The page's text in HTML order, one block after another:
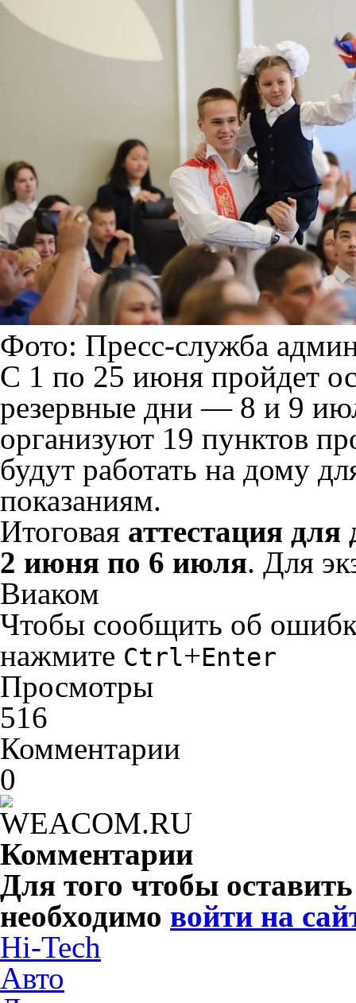
Фото: Пресс-служба
С 1 по 25 июня пройдет
резервные дни — 8 и 9
организуют 19 пунктов
будут работать на дому
показаниям.
Итоговая аттестация для
2 июня по 6 июля. Для
Виаком
Чтобы сообщить об
нажмите Ctrl+Enter
Просмотры
516
Комментарии
0
Комментарии
Для того чтобы
необходимо войти на
Hi-Tech
Авто